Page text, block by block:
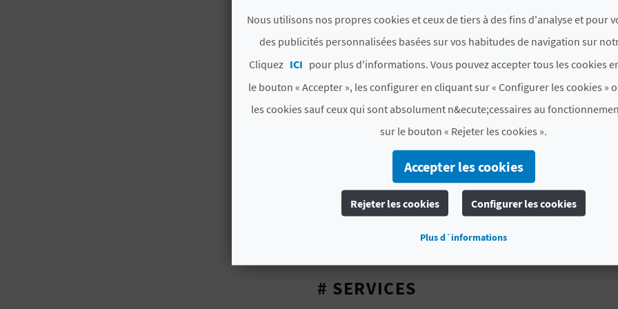
filets de volley-ball, zones de jeux pour enfants et un
une petite faim ! Le Parque Litoral à deux pas de la
d'exercice.
Sur la deuxième partie de la plage se trouve un
parfait pour combiner sport et plage. Vous serez ravi
le dôme blanc qui dépassera du sable. Vous l'avez
passez pas à côté.
CERTIFICATS DE CALIDAD ET MEDIO
Q ICTE
# SERVICES
Nous utilisons nos propres cookies et ceux de tiers à des fins d'analyse et pour
des publicités personnalisées basées sur vos habitudes de navigation sur
Cliquez ICI pour plus d'informations. Vous pouvez accepter tous les cookies
le bouton « Accepter », les configurer en cliquant sur « Configurer les cookies »
les cookies sauf ceux qui sont absolument n&ecute;cessaires au
sur le bouton « Rejeter les cookies ».
Accepter les cookies
Rejeter les cookies Configurer les cookies
Plus d´informations